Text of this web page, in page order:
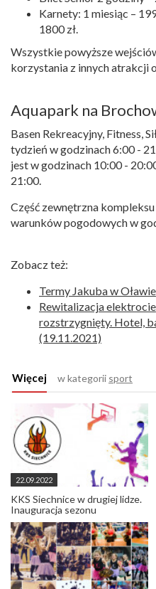
Karnety: 1 miesiąc –
1800 zł.
Wszystkie powyższe
korzystania z innych atrakcji
Aquapark na
Basen Rekreacyjny, Fitness,
tydzień w godzinach 6:00 -
jest w godzinach 10:00 -
21:00.
Część zewnętrzna
warunków pogodowych w
Zobacz też:
Termy Jakuba w Oławie
Rewitalizacja
rozstrzygnięty. Hotel,
(19.11.2021)
Więcej w kategorii sport
22.09.2022
KKS Siechnice w drugiej lidze.
Inauguracja sezonu